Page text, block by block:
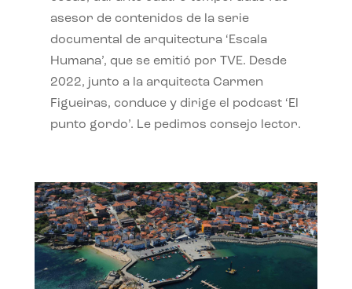
asesor de contenidos de la serie
documental de arquitectura ‘Escala
Humana’, que se emitió por TVE. Desde
2022, junto a la arquitecta Carmen
Figueiras, conduce y dirige el podcast ‘El
punto gordo’. Le pedimos consejo lector.